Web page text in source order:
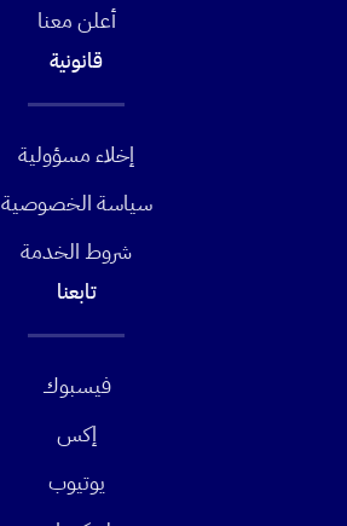
أعلن معنا
قانونية
إخلاء مسؤولية
سياسة الخصوصية
شروط الخدمة
تابعنا
فيسبوك
إكس
يوتيوب